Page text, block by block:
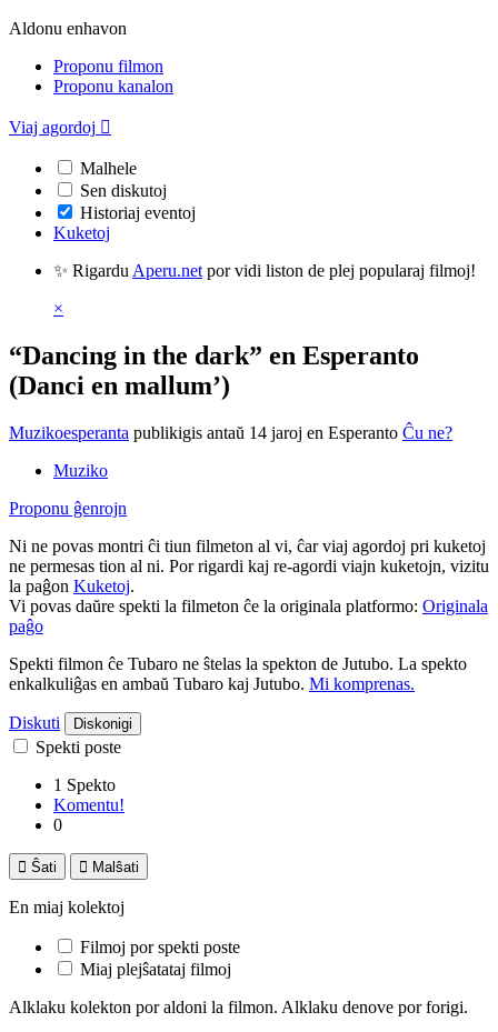
Aldonu enhavon
Proponu filmon
Proponu kanalon
Viaj agordoj 
Malhele
Sen diskutoj
Historiaj eventoj
Kuketoj
✨ Rigardu Aperu.net por vidi liston de plej popularaj filmoj!
×
“Dancing in the dark” en Esperanto
(Danci en mallum’)
Muzikoesperanta publikigis antaŭ 14 jaroj en Esperanto Ĉu ne?
Muziko
Proponu ĝenrojn
Ni ne povas montri ĉi tiun filmeton al vi, ĉar viaj agordoj pri kuketoj
ne permesas tion al ni. Por rigardi kaj re-agordi viajn kuketojn, vizitu
la paĝon Kuketoj.
Vi povas daŭre spekti la filmeton ĉe la originala platformo: Originala
paĝo
Spekti filmon ĉe Tubaro ne ŝtelas la spekton de Jutubo. La spekto
enkalkuliĝas en ambaŭ Tubaro kaj Jutubo. Mi komprenas.
Diskuti Diskonigi
Spekti poste
1 Spekto
Komentu!
0
 Ŝati  Malŝati
En miaj kolektoj
Filmoj por spekti poste
Miaj plejŝatataj filmoj
Alklaku kolekton por aldoni la filmon. Alklaku denove por forigi.